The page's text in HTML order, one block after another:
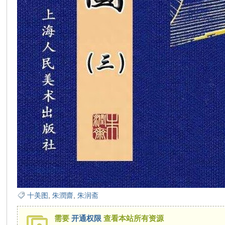
十美图 ,朱潤齋 ,朱润斋
需要开通权限 查看本站所有资源